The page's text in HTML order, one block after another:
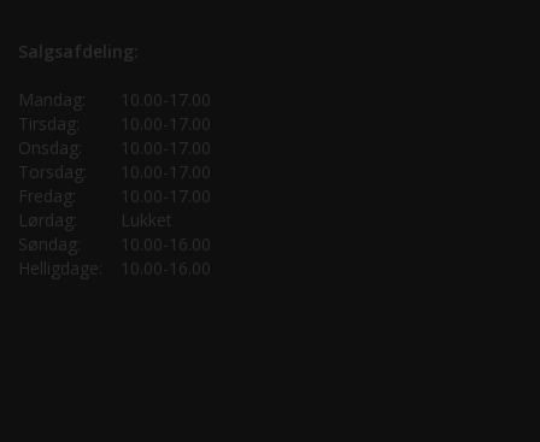
Salgsafdeling:
Mandag:
10.00-17.00
Tirsdag:
10.00-17.00
Onsdag:
10.00-17.00
Torsdag:
10.00-17.00
Fredag:
10.00-17.00
Lørdag:
Lukket
Søndag:
10.00-16.00
Helligdage:
10.00-16.00